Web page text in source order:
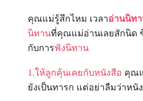
คุณแม่รู้สึกไหม เวลาอ่านนิท
นิทานที่คุณแม่อ่านเลยสักนิด
กับการฟังนิทาน
1.ให้ลูกคุ้นเคยกับหนังสือ คุณ
ยังเป็นทารก แต่อย่าลืมว่าห